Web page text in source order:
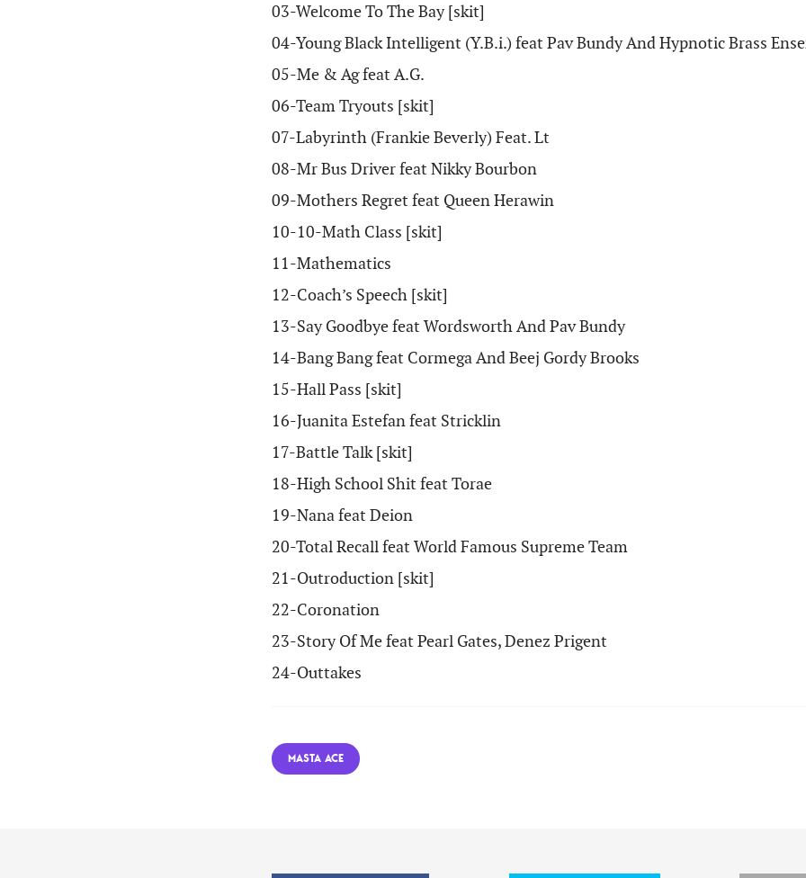
03-Welcome To The Bay [skit]
04-Young Black Intelligent (Y.B.i.) feat Pav Bundy And Hypnotic Brass
05-Me & Ag feat A.G.
06-Team Tryouts [skit]
07-Labyrinth (Frankie Beverly) Feat. Lt
08-Mr Bus Driver feat Nikky Bourbon
09-Mothers Regret feat Queen Herawin
10-10-Math Class [skit]
11-Mathematics
12-Coach’s Speech [skit]
13-Say Goodbye feat Wordsworth And Pav Bundy
14-Bang Bang feat Cormega And Beej Gordy Brooks
15-Hall Pass [skit]
16-Juanita Estefan feat Stricklin
17-Battle Talk [skit]
18-High School Shit feat Torae
19-Nana feat Deion
20-Total Recall feat World Famous Supreme Team
21-Outroduction [skit]
22-Coronation
23-Story Of Me feat Pearl Gates, Denez Prigent
24-Outtakes
MASTA ACE